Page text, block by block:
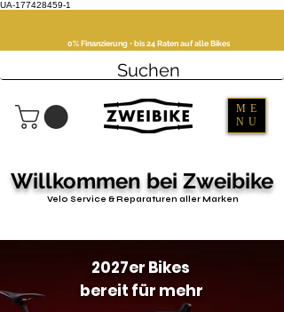
UA-177428459-1
ME
NU
0% Finanzierung • bis 24 Raten auf alle Bikes
Willkommen bei Zweibike
Velo Service & Reparaturen aller Marken
2027er Bikes
bereit für mehr